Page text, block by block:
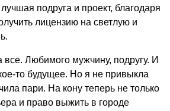
подруга и проект, благодаря
лицензию на светлую и
все. Любимого мужчину, подругу. И
то будущее. Но я не привыкла
пари. На кону теперь не только
и право выжить в городе